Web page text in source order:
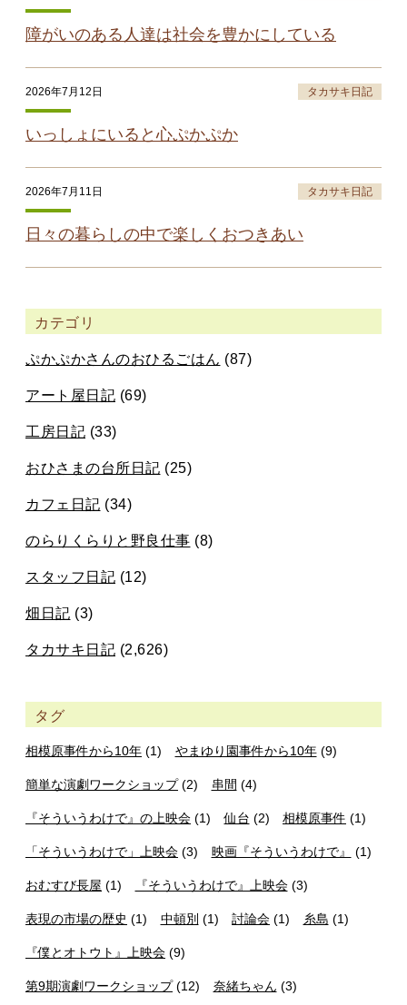
障がいのある人達は社会を豊かにしている
2026年7月12日 タカサキ日記
いっしょにいると心ぷかぷか
2026年7月11日 タカサキ日記
日々の暮らしの中で楽しくおつきあい
カテゴリ
ぷかぷかさんのおひるごはん (87)
アート屋日記 (69)
工房日記 (33)
おひさまの台所日記 (25)
カフェ日記 (34)
のらりくらりと野良仕事 (8)
スタッフ日記 (12)
畑日記 (3)
タカサキ日記 (2,626)
タグ
相模原事件から10年 (1) やまゆり園事件から10年(9)
簡単な演劇ワークショップ(2) 串間 (4)
『そういうわけで』の上映会 (1) 仙台 (2) 相模原事件 (1)
「そういうわけで」上映会 (3) 映画『そういうわけで』 (1)
おむすび長屋 (1) 『そういうわけで』上映会(3)
表現の市場の歴史 (1) 中頓別 (1) 討論会 (1) 糸島 (1)
『僕とオトウト』上映会 (9)
第9期演劇ワークショップ(12) 奈緒ちゃん (3)